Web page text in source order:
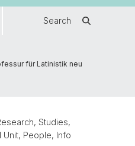
Search
für Latinistik neu
Studies,
Unit, People, Info